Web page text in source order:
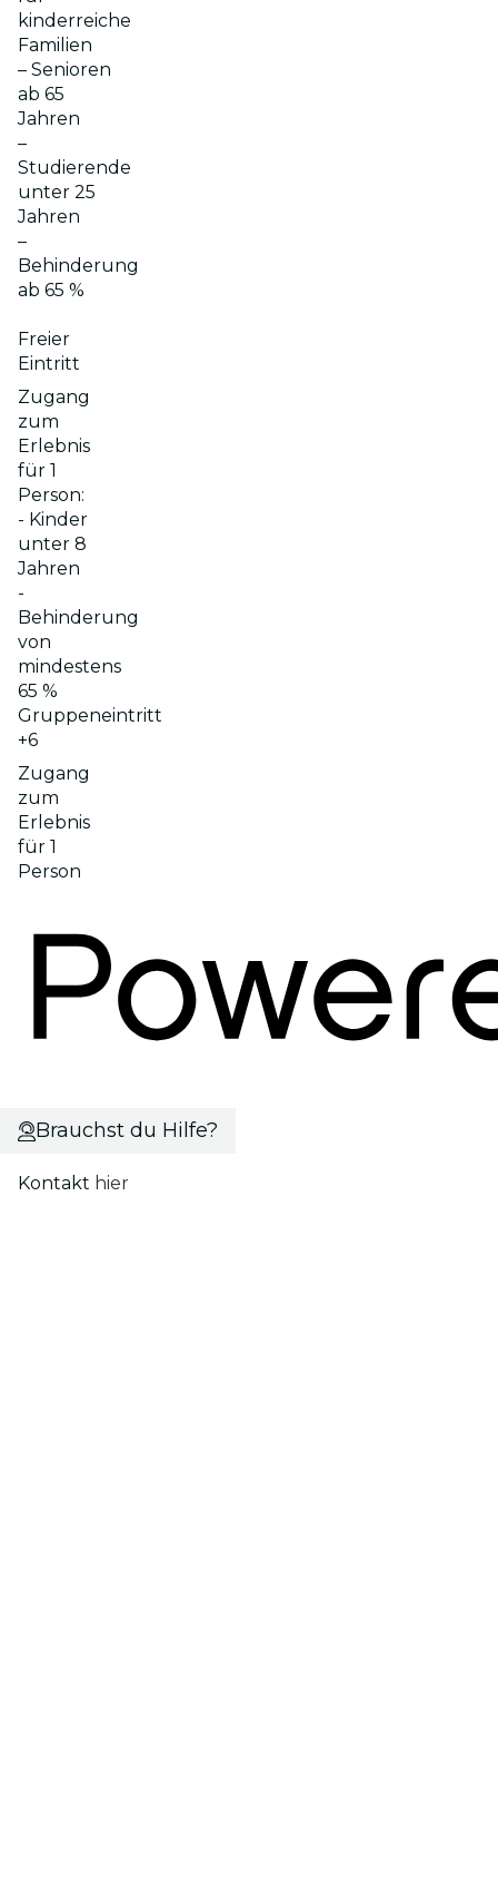
kinderreiche
Familien
– Senioren
ab 65
Jahren
–
Studierende
unter 25
Jahren
–
Behinderung
ab 65 %
Freier
Eintritt
Zugang
zum
Erlebnis
für 1
Person:
- Kinder
unter 8
Jahren
-
Behinderung
von
mindestens
65 %
Gruppeneintritt
+6
Zugang
zum
Erlebnis
für 1
Person
Brauchst du Hilfe?
Kontakt hier